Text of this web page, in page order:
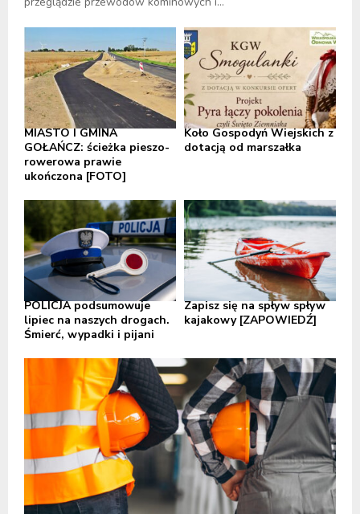
MIASTO I GMINA
GOŁAŃCZ: ścieżka pieszo-
rowerowa prawie
ukończona [FOTO]
Koło Gospodyń Wiejskich z
dotacją od marszałka
POLICJA podsumowuje
lipiec na naszych drogach.
Śmierć, wypadki i pijani
Zapisz się na spływ spływ
kajakowy [ZAPOWIEDŹ]